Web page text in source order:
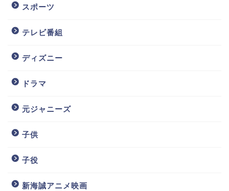
スポーツ
テレビ番組
ディズニー
ドラマ
元ジャニーズ
子供
子役
新海誠アニメ映画